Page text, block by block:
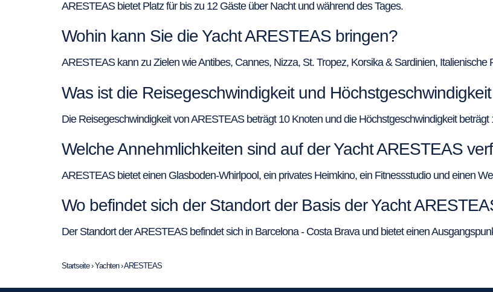
ARESTEAS bietet Platz für bis zu 12 Gäste über Nacht und während des Tages.
Wohin kann Sie die Yacht ARESTEAS bringen?
ARESTEAS kann zu Zielen wie Antibes, Cannes, Nizza, St. Tropez, Korsika & Sardinien, Italienische
Was ist die Reisegeschwindigkeit und
Die Reisegeschwindigkeit von ARESTEAS beträgt 10 Knoten und die Höchstgeschwindigkeit beträgt
Welche Annehmlichkeiten sind auf der Yacht ARESTEAS
ARESTEAS bietet einen Glasboden-Whirlpool, ein privates Heimkino, ein Fitnessstudio und einen
Wo befindet sich der Standort der Basis der Yacht
Der Standort der ARESTEAS befindet sich in Barcelona - Costa Brava und bietet einen
Startseite›Yachten›ARESTEAS